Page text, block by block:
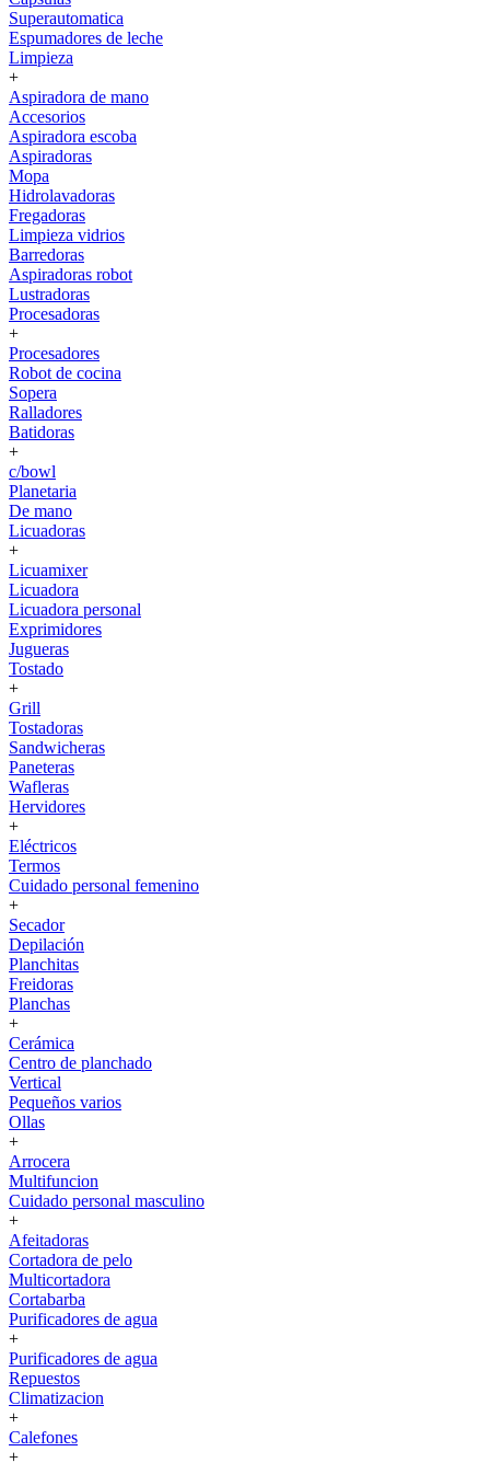
Superautomatica
Espumadores de leche
Limpieza
+
Aspiradora de mano
Accesorios
Aspiradora escoba
Aspiradoras
Mopa
Hidrolavadoras
Fregadoras
Limpieza vidrios
Barredoras
Aspiradoras robot
Lustradoras
Procesadoras
+
Procesadores
Robot de cocina
Sopera
Ralladores
Batidoras
+
c/bowl
Planetaria
De mano
Licuadoras
+
Licuamixer
Licuadora
Licuadora personal
Exprimidores
Jugueras
Tostado
+
Grill
Tostadoras
Sandwicheras
Paneteras
Wafleras
Hervidores
+
Eléctricos
Termos
Cuidado personal femenino
+
Secador
Depilación
Planchitas
Freidoras
Planchas
+
Cerámica
Centro de planchado
Vertical
Pequeños varios
Ollas
+
Arrocera
Multifuncion
Cuidado personal masculino
+
Afeitadoras
Cortadora de pelo
Multicortadora
Cortabarba
Purificadores de agua
+
Purificadores de agua
Repuestos
Climatizacion
+
Calefones
+